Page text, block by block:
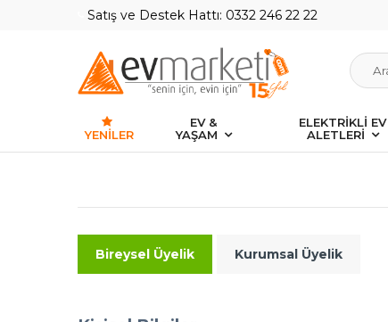
Satış ve Destek Hattı: 0332 246 22 22
YENILER
EV &
YAŞAM
ELEKTRİKLİ EV
ALETLERİ
Bireysel Üyelik Kurumsal Üyelik